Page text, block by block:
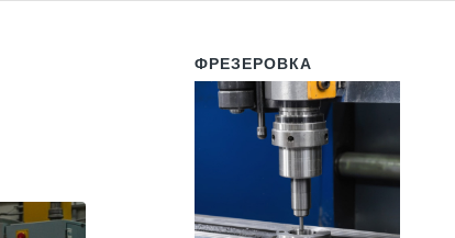
ФРЕЗЕРОВКА